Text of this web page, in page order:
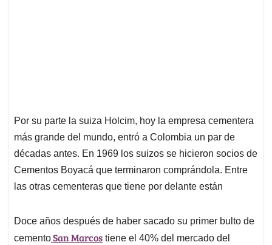
Por su parte la suiza Holcim, hoy la empresa cementera
más grande del mundo, entró a Colombia un par de
décadas antes. En 1969 los suizos se hicieron socios de
Cementos Boyacá que terminaron comprándola. Entre
las otras cementeras que tiene por delante están
Doce años después de haber sacado su primer bulto de
cementoSan Marcos tiene el 40% del mercado del